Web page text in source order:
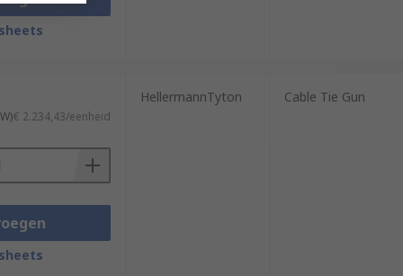
€ 2.234,43/eenheid
HellermannTyton Cable Tie Gun